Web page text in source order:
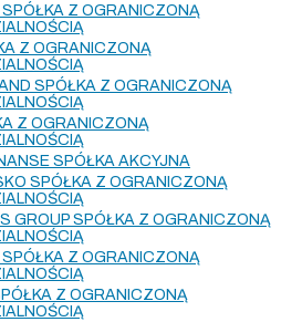
SPÓŁKA Z OGRANICZONĄ
Z OGRANICZONĄ
SPÓŁKA Z OGRANICZONĄ
Z OGRANICZONĄ
SPÓŁKA AKCYJNA
SPÓŁKA Z OGRANICZONĄ
GROUP SPÓŁKA Z OGRANICZONĄ
SPÓŁKA Z OGRANICZONĄ
Z OGRANICZONĄ